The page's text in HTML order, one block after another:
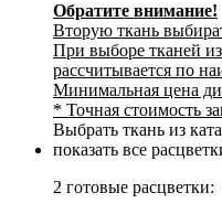
Обратите внимание!
Вторую ткань
При выборе тканей
рассчитывается по
Минимальная цена
* Точная стоимость
Выбрать ткань из
показать все
2 готовые расцветки: